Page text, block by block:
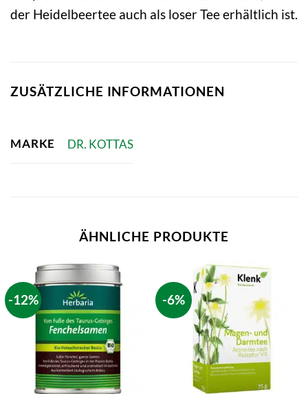
der Heidelbeertee auch als loser Tee erhältlich ist.
ZUSÄTZLICHE INFORMATIONEN
MARKE DR. KOTTAS
ÄHNLICHE PRODUKTE
-12% -6%